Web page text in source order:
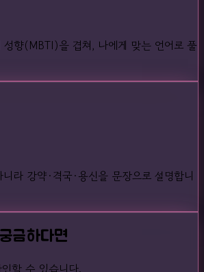
성향(MBTI)을 겹쳐, 나에게 맞는 언어로 풀
라 강약·격국·용신을 문장으로 설명합니
금하다면
할 수 있습니다.